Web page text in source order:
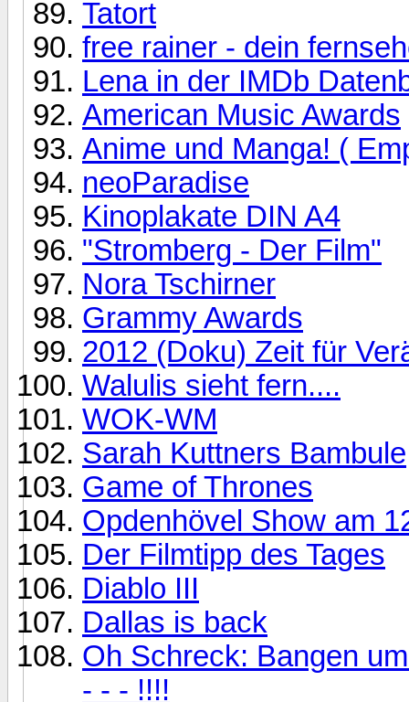
Tatort
free rainer - dein
Lena in der IMDb
American Music Awards
Anime und Manga! (
neoParadise
Kinoplakate DIN A4
"Stromberg - Der Film"
Nora Tschirner
Grammy Awards
2012 (Doku) Zeit für
Walulis sieht fern....
WOK-WM
Sarah Kuttners Bambule
Game of Thrones
Opdenhövel Show am
Der Filmtipp des Tages
Diablo III
Dallas is back
Oh Schreck: Bangen
- - - !!!!